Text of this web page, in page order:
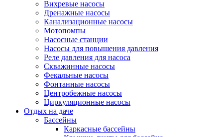
Вихревые насосы
Дренажные насосы
Канализационные насосы
Мотопомпы
Насосные станции
Насосы для повышения давления
Реле давления для насоса
Скважинные насосы
Фекальные насосы
Фонтанные насосы
Центробежные насосы
Циркуляционные насосы
Отдых на даче
Бассейны
Каркасные бассейны